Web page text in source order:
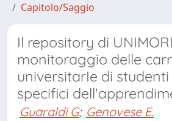
Capitolo/Saggio
Il repository di
monitoraggio delle
universitarIe di
specifici
Guaraldi G; Genovese E.